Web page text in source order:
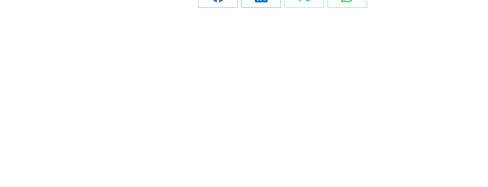
Share
Share
Share
Share